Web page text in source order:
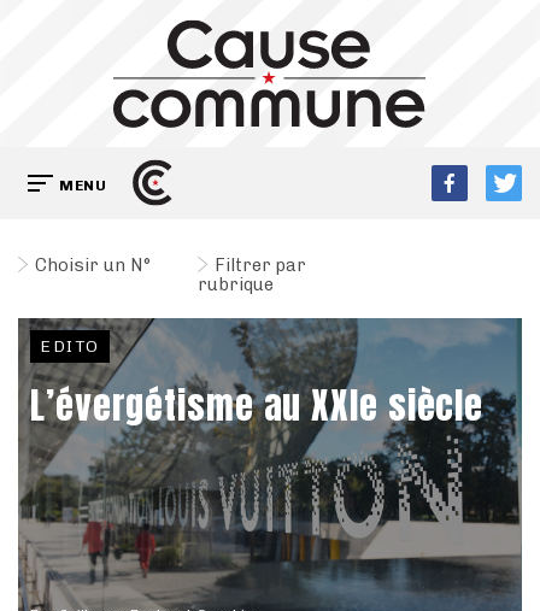
MENU
Choisir un N°
Filtrer par
rubrique
EDITO
L’évergétisme au XXIe siècle